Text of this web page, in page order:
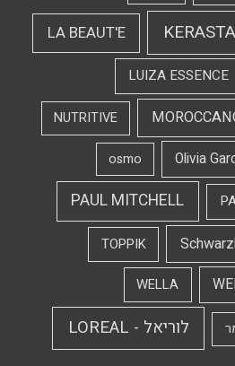
LA BEAUT'E
LUIZA ESSENCE
NUTRITIVE
Olivia
osmo
PAUL MITCHELL
TOPPIK
WELLA
לוריאל - LOREAL